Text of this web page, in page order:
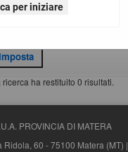
per iniziare
ricerca ha restituito 0 risultati.
PROVINCIA DI MATERA
Ridola, 60 - 75100 Matera (MT) |